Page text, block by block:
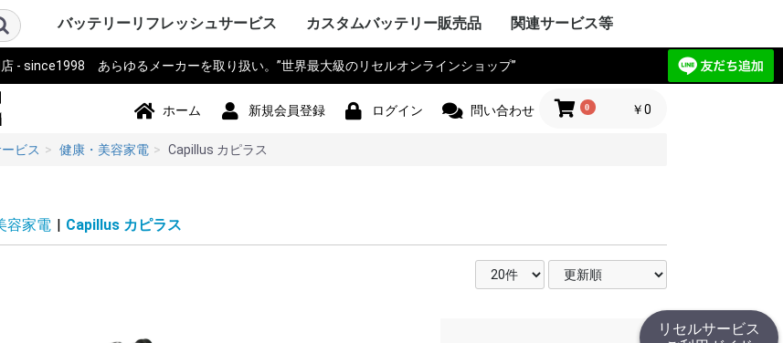
リセルサービス
バッテリーリフレッシュサービス
パソコン PC・サーバー・周辺機
器
ソニー SONY VAIO
パナソニック
Panasonic
東芝 TOSHIBA
アップル Apple Mac
ThinkPad
カシオ CASIO
ビクター Victor
NEC 日本電気
コンパック Compaq
シャープ SHARP
デル DELL
三菱 MITSUBISHI
hp ヒューレット・パ
ッカード
Gateway ゲートウェ
イ
日立 HITACHI
富士通 Fujitsu
サンヨー SANYO
ACER エイサー
アキア AKIA
AOPEN エーオープン
ASUS アサス
CLEVO セルボ
エプソン EPSON
飯山 iiyama
SAMSUNG サムソン
レノボ Lenovo
工人舎 KOHJINSHA
マウスコンピュータ
オンキヨー ソーテッ
ク
FRONTIER フロンティ
ア
マイクロソフト
Microsoft
その他 OTHER
測量機器 トプコン TOPCON
ソキア SOKKIA
ニコン Nikon JEC
ペンタックス PENTAX
横河 YOKOGAWA
ライカ Leica
オリンパス OLYMPUS
トリンブル Trimble
Giodimeter
フジクラ Fujikura
タマヤ計測 TAMAYA
その他 OTHER
計測器・測定器・分析計
MICRONIX マイクロニ
クス
Leica ライカ
日立 HITACHI
マルチ計測器
FLUKE フルーク
テクトロニクス
Tektronix
A&D
hp ヒューレット・パ
ッカード
Z+F Zoller+Frohlich
横河電機 YOKOGAWA
JRC 日本無線
岩通
BOSCH ボッシュ
日置電機
キーエンス KEYENCE
テルモ
アンリツ Anritsu
オリンパス OLYMPUS
TESTO
三洋電機 SANYO
東芝 TOSHIBA
オムロン omron
コニカミノルタ
日通工 NEC
Nikon ニコン
Fujikura フジクラ
VeEX
KEYSIGHT
フィリップス Philips
その他 OTHER
電動工具 マキタ makita
HiKOKI 日立工機
パナソニック電工
Panasonic
KYOCERA 京セラ
RYOBI リョービ
BOSCH ボッシュ
HILTI ヒルティー
泉精器 IZUMI マクセ
ル
東芝 TOSHIBA
MAX マックス
DEWALT デウォルト
DREMEL ドレメル
CACTUS カクタス
LOBTEX ロブテックス
EXEN エクセン
KTC
イクラ精機 IKURA
ダイア DAIA
BLACK&DECKER ブラ
ック&デッカー
Snapon スナップオン
インガソールランド
Ingersoll Rand
スバル SUBARU
EARTH MAN アースマ
ン
パオック PAOCK
Porter Cable
シンコー SHINKO
Milwaukee
STIHL スチール
Stryker ストライカー
ORBOT オーボット
REX レッキス
HALL
その他 OTHER
作業機器・検査機器・整備 古河電気工業
住友電工
三菱電機
HEINE ハイネ
MORITA モリタ製作所
マイクロテック
ENAX エナックス
FUJIFILM 富士フイル
ム
富士電機
沖電気工業
NEC
フジクラ Fujikura
パナソニック電工 松
下電工
山武 アズビル azbil
その他
電動アシスト自転車・eBIKE・車
椅子
ヤマハ YAMAHA
ブリジストン
Bridgestone
パナソニック
Panasonic
サンスター技研
SUNSTAR
ホンダ HONDA 本田
サンヨー SANYO
ミヤタ MIYATA
丸石サイクル
maruishi
AERO LIFE
スズキ SUZUKI
ホダカ Hodaka
シマノ SHIMANO
ヤンマー YANMAR
大河通商
カイホウジャパン
トランスモバイリー
TRANS MOBILLY
Airwheel
NISSIN
カワサキ Kawasaki
ジャイアント GIANT
その他 OTHER
カメラ・ストロボ・ライト系・
投光器・顕微鏡
ソニー SONY
IDX アイ・ディー・エ
クス
パナソニック
Panasonic
COMET コメット
シャープ SHARP
ビクター Victor JVC
antonbauer アントン
バウアー
Kodak コダック
Nikon ニコン
キャノン CANON
ポラロイド Polaroid
Leica ライカ
PENTAX ペンタックス
FUJIFILM 富士フイル
ム
オリンパス OLYMPUS
コニカミノルタ
KONICA MINOLTA
SEA&SEA シーアンド
シー
フィッシュアイ
FISHEYE
NEITZ ナイツ
カール・ツァイス
KOWA 興和
KYOCERA 京セラ
SurgiTel サージテル
シグマ SIGMA
POLARION ポラリオ
ン
WelchAllyn
Keldan
東芝 TOSHIBA
Godox
RICOH リコー
その他 OTHER
アイボ AIBO SONY
ロボット・コントローラ
コミュニケーションロ
ボット
NAO ナオ
その他
オーディオ・ビジュアル・モニ
ター
アップル Apple
ソニー SONY
パイオニア
JBL
パナソニック
Panasonic
シャープ SHARP
カシオ CASIO
エプソン EPSON
京セラ KYOCERA
東芝 TOSHIBA
NEC
CREATIVE
KENWOOD ケンウッ
ド
ONKYO オンキョー
Technics テクニクス
BOSE
BenQ ベンキュー
TOA
ツインバード
TWINBIRD
LOGICOOL ロジクー
ル
TEAC TASCAM
audio-technica
Victor ビクター
DENON デノン
ROLAND ローランド
その他 OTHER
スマホ・タブレット・PDA・そ
の他端末
ドコモ DOCOMO
au
NEC
日立 HITACHI
hp ヒューレット・パ
ッカード
シャープ SHARP
富士通 Fujitsu
パナソニック
Panasonic
カシオ CASIO
東芝 TOSHIBA
SONY ソニー
Apple アップル
HUAWEI ファーウェイ
その他 OTHER
プリンター・スキャナー シチズン CITIZEN
ペンタックス PENTAX
エプソン EPSON
キャノン CANON
ブラザー工業 brother
hp ヒューレット・パ
ッカード
オリンパス OLYMPUS
パナソニック
Panasonic
東芝テック
SII セイコーインスツ
ル
リーダー電子
三栄電機
マックス MAX
カシオ CASIO
スター精密
日本プリメックス
その他 OTHER
電源モジュール・ポータブルバ
ッテリー
パコ電子工業
NEP
INSPIRED ENERGY
Panasonic パナソニ
ック
アイ・オーデータ
エナックス ENAX
バッファロー・コクヨ
サンワサプライ
JTT
ニプロン Nipron
RRCパワーソリューシ
ョンズ
BMO JAPAN
その他 OTHER
無線機・電話機・Wi-Fiルータ アイコム Icom
三菱電機 MITSUBISHI
パナソニック
Panasonic
ケンウッド
KENWOOD
東芝 TOSHIBA
八重洲無線 YAESU
富士通 Fujitsu
MOTOROLA モトロー
ラ
VERTEX STANDARD
スタンダード
日立 HITACHI
NEC 日本電気
パイオニア
ビクター Victor
JRC 日本無線機
沖電気工業 OKI
アルインコ ALINCO
新潟通信機
JRC日本無線機
松下通信工業
岩崎通信機 IWATSU
シャープ SHARP
信和ユニテック
アンリツ Anritsu
サンヨー SANYO
トヨコム
信和通信
TONO
KDDI
NTT 日本電信電話
NTTドコモ
京セラ KYOCERA
その他 OTHER
ドローン・ラジコン・テレコ
ン・リモコン
DJI
Futaba 双葉電子工業
TOKIMECINC 極東開
発
田宮模型
SANWA サンワ
エニー
東芝テリー (旧 東京電
子工業)
JR PROPO
大和機工
Panasonic パナソニ
ック 松下電工
日本クレーン
金陵電機 Kinryo
アンリツ Anritsu
長野工業
三菱
日立
QYSEA
その他 OTHER
パーソナルモビリティ・電動カ
ート
ESWING
SEGWAY セグウェイ
その他
ハンディーターミナル・コード
リーダー
キャノン CANON
デンソーDENSO
八重洲無線 YAESU
エプソン EPSON
NECインフロンティア
FURUNO
カシオ CASIO
シャープ SHARP
東芝テック
セイコー
DENSEI
symbol
パナソニック
Panasonic
Nitsuko 日通工
富士通 Fujitsu
キーエンス KEYENCE
Welcat
モトローラ
MOTOROLA
ウェルコムデザイン
その他 OTHER
ナビ・自動車バイク アクセサリ
ー
SONY ソニー
Panasonic パナソニ
ック
ユピテル
BOSCH ボッシュ
COMTEC コムテック
Trywin トライウイン
GARMIN ガーミン
KAIHOU
SEIWA セイワ
CELLSTAR セルスタ
ー
Pioneer パイオニア
その他 OTHER
掃除機・洗浄機・空調関連 シャープ SHARP
ダイソン Dyson
ブラックアンドデッカ
ー BLACK&DECKER
TWINBIRD ツインバー
ド
iRobot
パナソニック ナショ
ナル
ジョンソン
サンヨー SANYO
日立 HITACHI
東芝 TOSHIBA
Electrolux
株環境技研
BLACK & DECKER
ボッシュ BOSCH
GAIS ガイズ
ツカモトエイム 環境
技研
CCP
マキタ makita
raycop レイコップ
ケルヒャー KARCHER
アイリスオーヤマ
Anker アンカー
その他 OTHER
コードレスフォン
パナソニック
Panasonic
MOTOROLA モトロー
ラ
日立 HITACHI
ナカヨ通信機
アイホン
タカコム
muTECH
NEC 日本電気
東芝 TOSHIBA
ソニー SONY
その他 OTHER
通信カラオケ・デンモク
誘導非常灯・住設警報機器
パナソニック電工
Panasonic
東芝ライテック
古河電池
日立 HITACHI
三菱電機 MITSUBISHI
大光電機 DAIKO
オーデリック
岩崎電気
NEC 日本電気
三洋GSソフトエナジ
ー
新神戸電機
TOA
日本ビクター
GSユアサ
三洋電機 SANYO
日本電池
ジーエスメルコテック
ジーエスサフト
その他 OTHER
住宅設備・施設設備
パナソニック
Panasonic
三洋・SANYO・サン
ヨー
三洋GSソフトエナジ
ー
GSサフト ジーエスサ
フト
GSメルコテック
セイコー SEIKO
LEXEL
LIXIL INAX
Nabtesco ナブテスコ
TOEX
TOSO
TWINBIRD ツインバー
ド
その他 OTHER
バックアップ電源・UPS(無停電
電源装置)
APC
オムロン
NTT
その他
事務機器・辞書・計算機・タイ
ムレコーダー
アマノ
CASIO カシオ
SII セイコーインスツ
ル
Canon キャノン
SHARP シャープ
KING JIM キングジム
Panasonic パナソニ
ック
その他 OTHER
健康・美容家電 TRIA トリア アイエピ
BRAUN ブラウン
PHILIPS フィリップス
WAHL ウォール
Capillus カピラス
andis
OSTAR
Panasonic パナソニ
ック 松下
SANYO 三洋電機
マクセル
FLAX
OMRON オムロン
TWINBIRD ツインバー
ド
日立
ヒロセ電機
ナリス
その他
ポンプ
農業・園芸・除雪機
おもちゃ・楽器・釣具・レジャ
ー
Panasonic SANYO FDK
その他
カスタムバッテリー販売品 関連サービス等
（サンプル送付申込）
見積（送付申込）
販売品
回収
- since1998 あらゆるメーカーを取り扱い。”世界最大級のリセルオンラインショップ”
ホーム 新規会員登録 ログイン 問い合わせ 0 ￥0
ビス 健康・美容家電 Capillus カピラス
容家電 | Capillus カピラス